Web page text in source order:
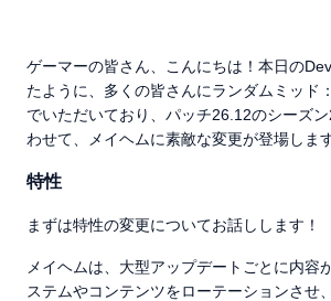
ゲーマーの皆さん、こんにちは！本日の
たように、多くの皆さんにランダムミッド
でいただいており、パッチ26.12のシーズ
わせて、メイヘムに素敵な変更が登場します
特性
まずは特性の変更についてお話しします！
メイヘムは、大型アップデートごとに内容
ステムやコンテンツをローテーションさせ